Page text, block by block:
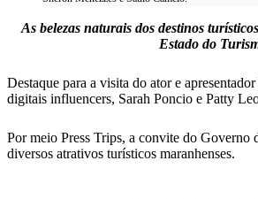
As belezas naturais dos destinos
Estado do
Destaque para a visita do ator e
digitais influencers, Sarah Poncio e Patty
Por meio Press Trips, a convite do Governo
diversos atrativos turísticos maranhenses.